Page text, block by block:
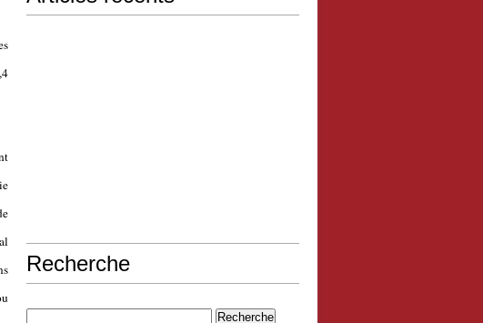
Recherche